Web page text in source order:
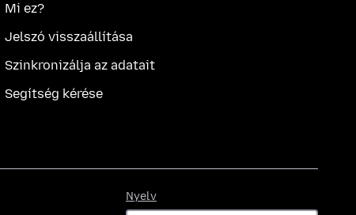
Mi ez?
Jelszó visszaállítása
Szinkronizálja az adatait
Segítség kérése
Nyelv